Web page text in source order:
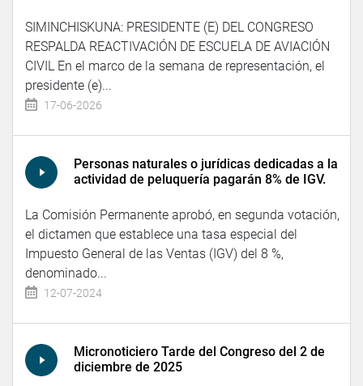
SIMINCHISKUNA: PRESIDENTE (E) DEL CONGRESO
RESPALDA REACTIVACIÓN DE ESCUELA DE AVIACIÓN
CIVIL En el marco de la semana de representación, el
presidente (e)...
17-06-2026
Personas naturales o jurídicas dedicadas a la
actividad de peluquería pagarán 8% de IGV.
La Comisión Permanente aprobó, en segunda votación,
el dictamen que establece una tasa especial del
Impuesto General de las Ventas (IGV) del 8 %,
denominado...
12-07-2024
Micronoticiero Tarde del Congreso del 2 de
diciembre de 2025